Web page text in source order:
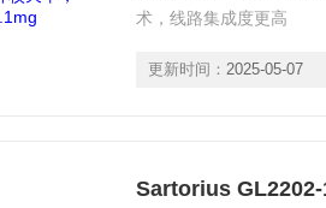
术，线路集成度更高
更新时间： 2025-05-07